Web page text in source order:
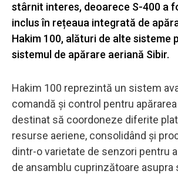
stârnit interes, deoarece S-400 a
inclus în rețeaua integrată de
Hakim 100, alături de alte sisteme
sistemul de apărare aeriană Sibir.
Hakim 100 reprezintă un sistem
comandă și control pentru apărarea
destinat să coordoneze diferite
resurse aeriene, consolidând și
dintr-o varietate de senzori pentru
de ansamblu cuprinzătoare asupra